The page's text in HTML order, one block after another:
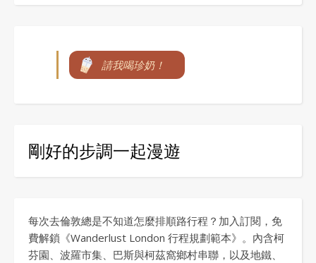
請我喝珍奶！
剛好的步調一起漫遊
每次去倫敦總是不知道怎麼排順路行程？加入訂閱，免
費解鎖《Wanderlust London 行程規劃範本》。內含柯
芬園、波羅市集、巴斯與柯茲窩鄉村串聯，以及地鐵、